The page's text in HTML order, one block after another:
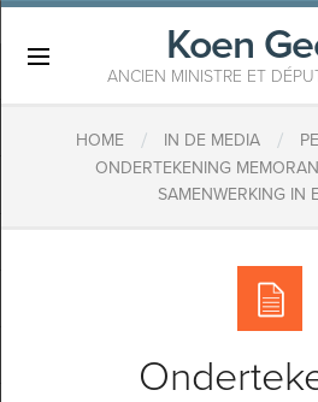
Koen
ANCIEN MINISTRE ET
HOME / IN DE MEDIA /
ONDERTEKENING
SAMENWERKING IN